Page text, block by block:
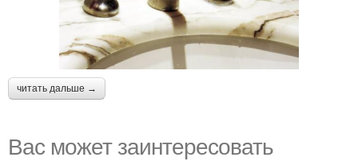
читать дальше →
Вас может заинтересовать